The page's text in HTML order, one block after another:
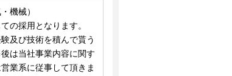
機械）
の採用となります。
及び技術を積んで貰う
は当社事業内容に関す
業系に従事して頂きま